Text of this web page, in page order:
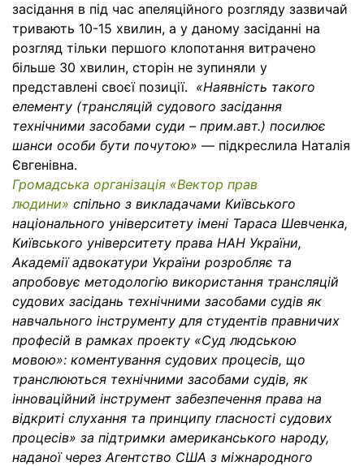
засідання в під час апеляційного розгляду зазвичай
тривають 10-15 хвилин, а у даному засіданні на
розгляд тільки першого клопотання витрачено
більше 30 хвилин, сторін не зупиняли у
представлені своєї позиції. «Наявність такого
елементу (трансляцій судового засідання
технічними засобами суди – прим.авт.) посилює
шанси особи бути почутою» — підкреслила Наталія
Євгенівна.
Громадська організація «Вектор прав
людини» спільно з викладачами Київського
національного університету імені Тараса Шевченка,
Київського університету права НАН України,
Академії адвокатури України розробляє та
апробовує методологію використання трансляцій
судових засідань технічними засобами судів як
навчального інструменту для студентів правничих
професій в рамках проекту «Суд людською
мовою»: коментування судових процесів, що
транслюються технічними засобами судів, як
інноваційний інструмент забезпечення права на
відкриті слухання та принципу гласності судових
процесів» за підтримки американського народу,
наданої через Агентство США з міжнародного